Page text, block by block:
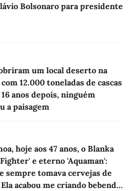
Bolsonaro para presidente
um local deserto na
12.000 toneladas de cascas
anos depois, ninguém
a paisagem
hoje aos 47 anos, o Blanka
e eterno 'Aquaman':
sempre tomava cervejas de
acabou me criando bebendo